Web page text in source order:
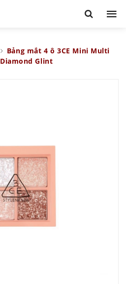
Bảng mắt 4 ô 3CE Mini Multi
Glint